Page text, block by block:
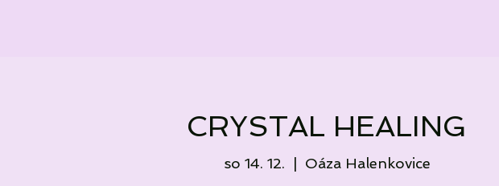
CRYSTAL HEALING
so 14. 12. Oáza Halenkovice